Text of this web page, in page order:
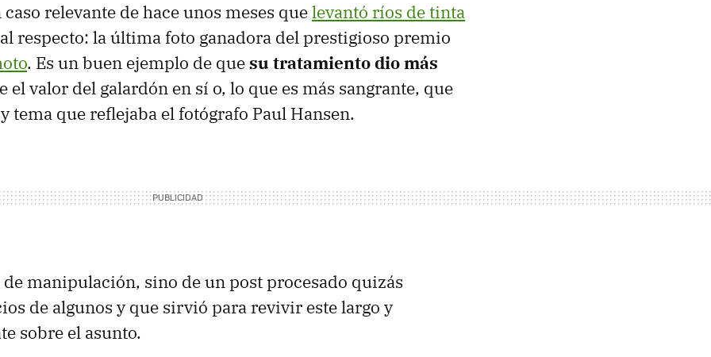
relevante de hace unos meses quelevantó ríos de tinta
al respecto: la última foto ganadora del prestigioso premio
. Es un buen ejemplo de quesu tratamiento dio más
el valor del galardón en sí o, lo que es más sangrante, que
tema que reflejaba el fotógrafo Paul Hansen.
de manipulación, sino de un post procesado quizás
de algunos y que sirvió para revivir este largo y
sobre el asunto.